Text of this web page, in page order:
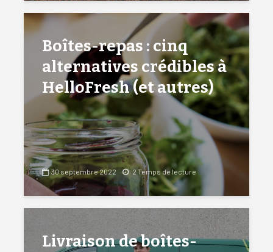
Boîtes-repas : cinq
alternatives crédibles à
HelloFresh (et autres)
30 septembre 2022 2 Temps de lecture
Livraison de boîtes-